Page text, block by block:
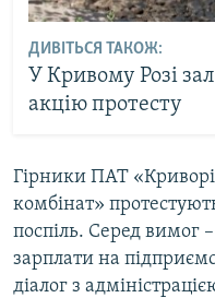
ДИВІТЬСЯ ТАКОЖ:
У Кривому Розі
акцію протесту
Гірники ПАТ
комбінат»
поспіль. Серед вимог
зарплати на
діалог з